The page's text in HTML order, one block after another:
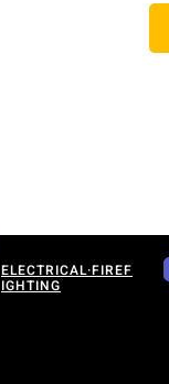
ELECTRICAL·FIREF
IGHTING